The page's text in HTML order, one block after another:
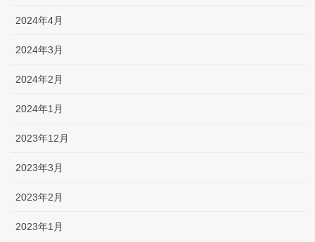
2024年4月
2024年3月
2024年2月
2024年1月
2023年12月
2023年3月
2023年2月
2023年1月